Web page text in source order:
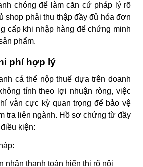
chóng để làm căn cứ pháp lý rõ
shop phải thu thập đầy đủ hóa đơn
cấp khi nhập hàng để chứng minh
phẩm.
phí hợp lý
cá thể nộp thuế dựa trên doanh
tính theo lợi nhuận ròng, việc
vẫn cực kỳ quan trọng để bảo vệ
tra liên ngành. Hồ sơ chứng từ đầy
kiện:
nhận thanh toán hiển thị rõ nội